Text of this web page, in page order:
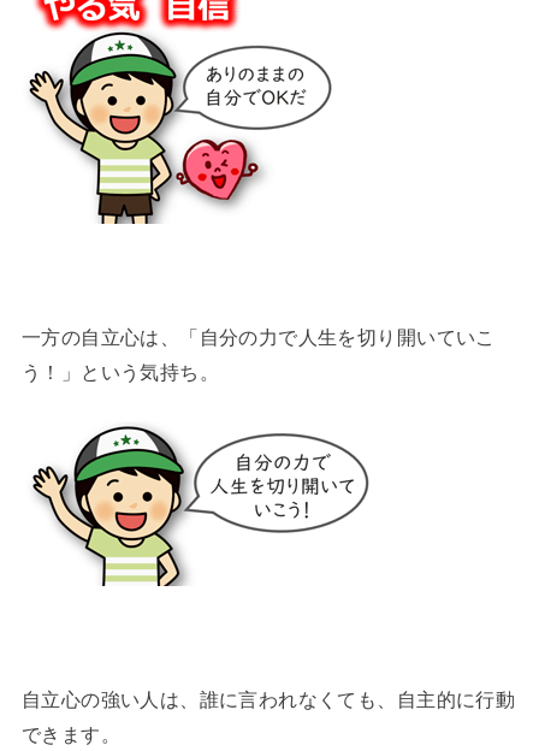
一方の自立心は、「自分の力で人生を切り開いていこ
う！」という気持ち。
自立心の強い人は、誰に言われなくても、自主的に行動
できます。